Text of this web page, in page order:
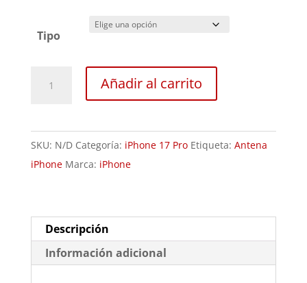
Tipo
17
Pro
cantidad
Añadir al carrito
SKU: N/D Categoría: iPhone 17 Pro Etiqueta: Antena
iPhone Marca: iPhone
Descripción
Información adicional